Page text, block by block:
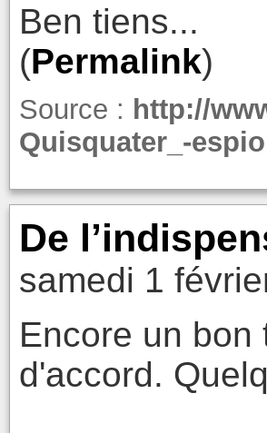
Ben tiens...
(Permalink)
Source : http://
Quisquater_-
De
samedi 1
Encore un
d'accord.